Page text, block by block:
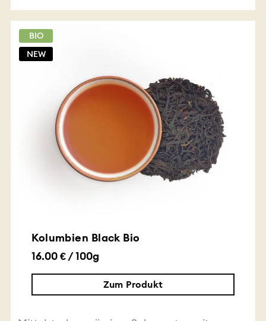
BIO
NEW
Kolumbien Black Bio
16.00 € / 100g
Zum Produkt